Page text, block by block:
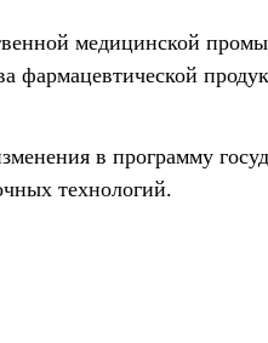
медицинской
фармацевтической
в программу
технологий.